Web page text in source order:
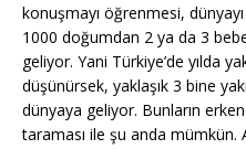
konuşmayı öğrenmesi,
1000 doğumdan 2 ya da 3
geliyor. Yani Türkiye’de yılda
düşünürsek, yaklaşık 3 bine
dünyaya geliyor. Bunların
taraması ile şu anda mümkün.